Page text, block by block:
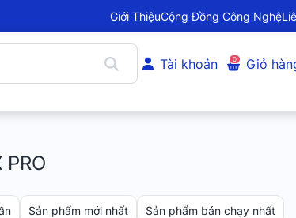
Giới ThiệuCộng Đồng Công Nghệ
Tài khoản 0 Giỏ
Sản phẩm mới nhất Sản phẩm bán chạy nhất